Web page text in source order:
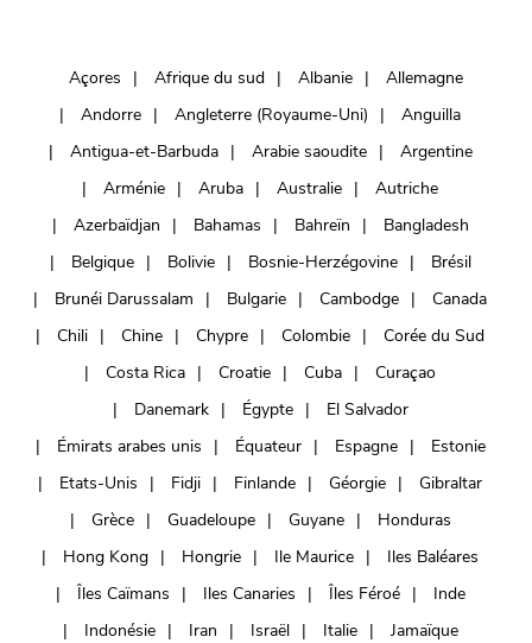
Açores Afrique du sud Albanie
Allemagne
Andorre
Angleterre (Royaume-Uni)
Anguilla
Antigua-et-Barbuda
Arabie saoudite
Argentine
Arménie
Aruba Australie
Autriche
Azerbaïdjan
Bahamas Bahreïn
Bangladesh
Belgique
Bolivie Bosnie-Herzégovine
Brésil
Brunéi Darussalam
Bulgarie Cambodge
Canada
Chili
Chine Chypre Colombie
Corée du Sud
Costa Rica
Croatie Cuba
Curaçao
Danemark
Égypte
El Salvador
Émirats arabes unis
Équateur Espagne
Estonie
Etats-Unis
Fidji Finlande Géorgie
Gibraltar
Grèce
Guadeloupe Guyane
Honduras
Hong Kong
Hongrie Ile Maurice
Iles Baléares
Îles Caïmans
Iles Canaries Îles Féroé
Inde
Indonésie
Iran Israël Italie
Jamaïque